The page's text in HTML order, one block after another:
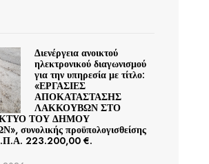
Διενέργεια ανοικτού
ηλεκτρονικού διαγωνισμού
για την υπηρεσία με τίτλο:
«ΕΡΓΑΣΙΕΣ
ΑΠΟΚΑΤΑΣΤΑΣΗΣ
ΛΑΚΚΟΥΒΩΝ ΣΤΟ
ΤΟΥ ΔΗΜΟΥ
συνολικής προϋπολογισθείσης
223.200,00 €.